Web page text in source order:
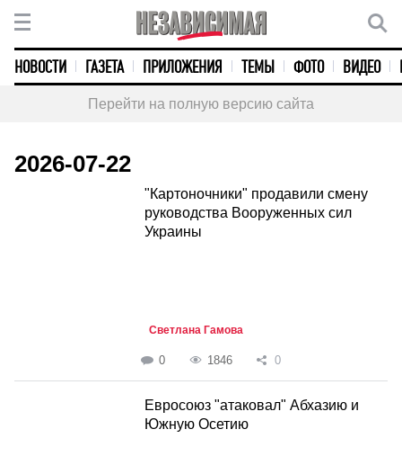
НОВОСТИ ГАЗЕТА ПРИЛОЖЕНИЯ ТЕМЫ ФОТО ВИДЕО
Перейти на полную версию сайта
2026-07-22
"Картоночники" продавили смену
руководства Вооруженных сил
Украины
Светлана Гамова
0 1846 0
Евросоюз "атаковал" Абхазию и
Южную Осетию